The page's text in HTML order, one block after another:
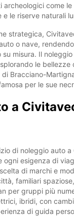
come le
le riserve naturali
strategica,
o nave,
misura. Il
le bellezze
Bracciano-
per le sue
a
di noleggio auto a
ogni esigenza di
di marchi e
familiari
per gruppi più
ibridi, con
di guida